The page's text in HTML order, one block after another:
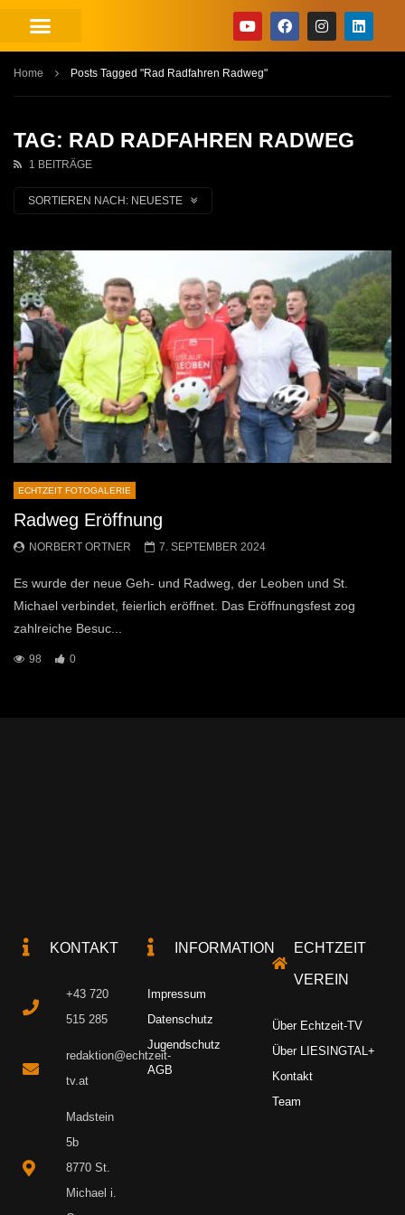
Home Posts Tagged "Rad Radfahren Radweg"
TAG: RAD RADFAHREN RADWEG
1 BEITRÄGE
SORTIEREN NACH: NEUESTE
ECHTZEIT FOTOGALERIE
Radweg Eröffnung
NORBERT ORTNER 7. SEPTEMBER 2024
Es wurde der neue Geh- und Radweg, der Leoben und St.
Michael verbindet, feierlich eröffnet. Das Eröffnungsfest zog
zahlreiche Besuc...
98 0
KONTAKT
+43 720
515 285
redaktion@echtzeit-
tv.at
Madstein
5b
8770 St.
Michael i.
INFORMATION
Impressum
Datenschutz
Jugendschutz
AGB
ECHTZEIT
VEREIN
Über Echtzeit-TV
Über LIESINGTAL+
Kontakt
Team